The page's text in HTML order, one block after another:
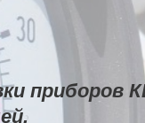
приборов